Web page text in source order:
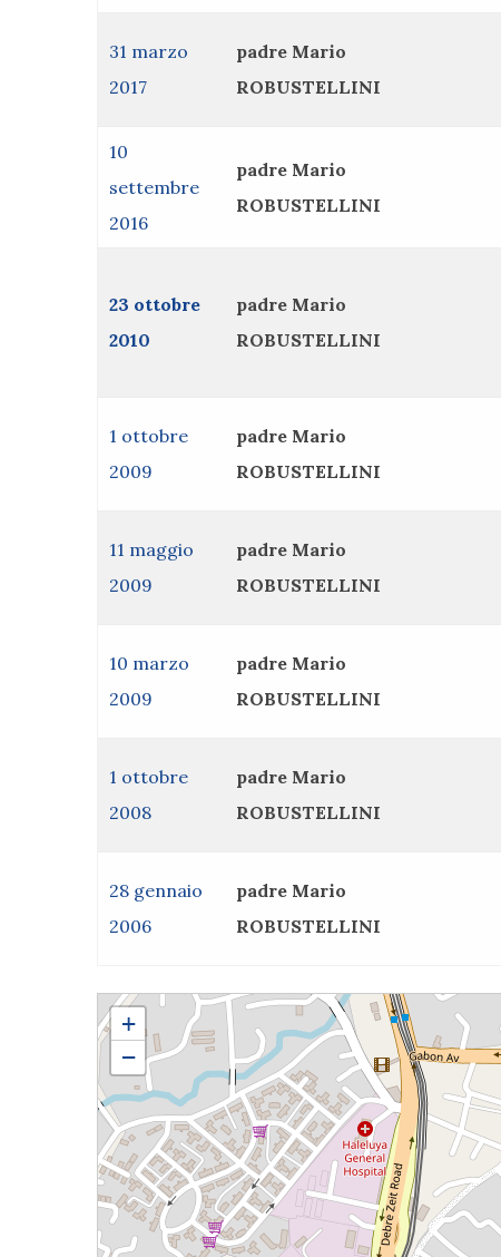
31 marzo
2017
padre Mario
ROBUSTELLINI
10
settembre
2016
padre Mario
ROBUSTELLINI
23 ottobre
2010
padre Mario
ROBUSTELLINI
1 ottobre
2009
padre Mario
ROBUSTELLINI
11 maggio
2009
padre Mario
ROBUSTELLINI
10 marzo
2009
padre Mario
ROBUSTELLINI
1 ottobre
2008
padre Mario
ROBUSTELLINI
28 gennaio
2006
padre Mario
ROBUSTELLINI
padre Mario ROBUSTELLINI
+
−